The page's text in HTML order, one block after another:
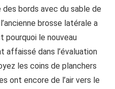
bords avec du sable de
brosse latérale a
pourquoi le nouveau
affaissé dans l’évaluation
les coins de planchers
ont encore de l’air vers le